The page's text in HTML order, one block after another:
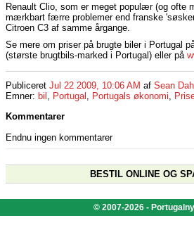
Renault Clio, som er meget populær (og ofte
mærkbart færre problemer end franske
Citroen C3 af samme årgange.
Se mere om priser på brugte biler i Portugal
(største brugtbils-marked i Portugal) eller på
Publiceret Jul 22 2009, 10:06 AM af Sean
Emner: bil , Portugal , Portugals økonomi,
Kommentarer
Endnu ingen kommentarer
BESTIL ONLINE OG
© 2007-2026 -